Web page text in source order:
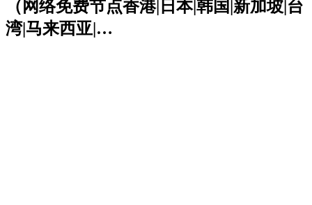
（网络免费节点香港|日本|韩国|新加坡|台
湾|马来西亚|…